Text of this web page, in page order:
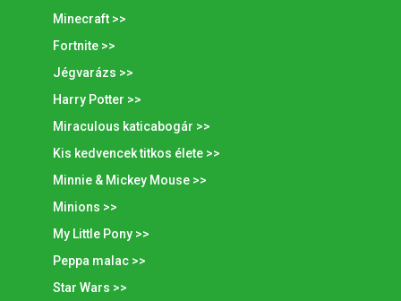
Minecraft >>
Fortnite >>
Jégvarázs >>
Harry Potter >>
Miraculous katicabogár >>
Kis kedvencek titkos élete >>
Minnie & Mickey Mouse >>
Minions >>
My Little Pony >>
Peppa malac >>
Star Wars >>